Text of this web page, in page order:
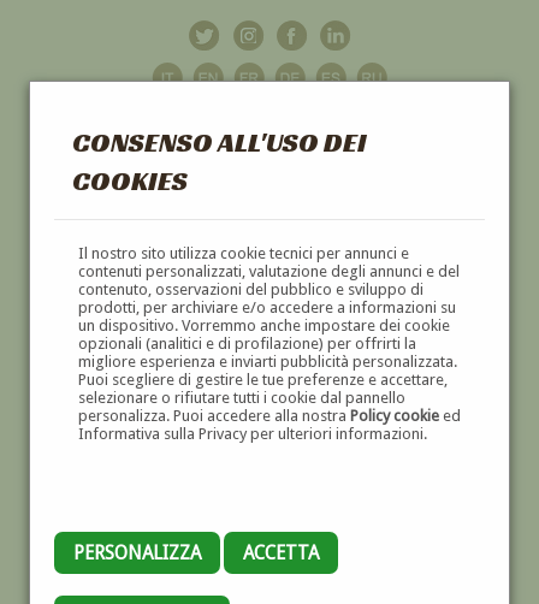
CONSENSO ALL'USO DEI
COOKIES
Il nostro sito utilizza cookie tecnici per annunci e
contenuti personalizzati, valutazione degli annunci e del
contenuto, osservazioni del pubblico e sviluppo di
prodotti, per archiviare e/o accedere a informazioni su
un dispositivo. Vorremmo anche impostare dei cookie
opzionali (analitici e di profilazione) per offrirti la
migliore esperienza e inviarti pubblicità personalizzata.
Puoi scegliere di gestire le tue preferenze e accettare,
selezionare o rifiutare tutti i cookie dal pannello
personalizza. Puoi accedere alla nostra Policy cookieed
Informativa sulla Privacy per ulteriori informazioni.
PERSONALIZZA ACCETTA
GALLERIAD'ARTE
DIPINTI E SCULTURE '800 E '900